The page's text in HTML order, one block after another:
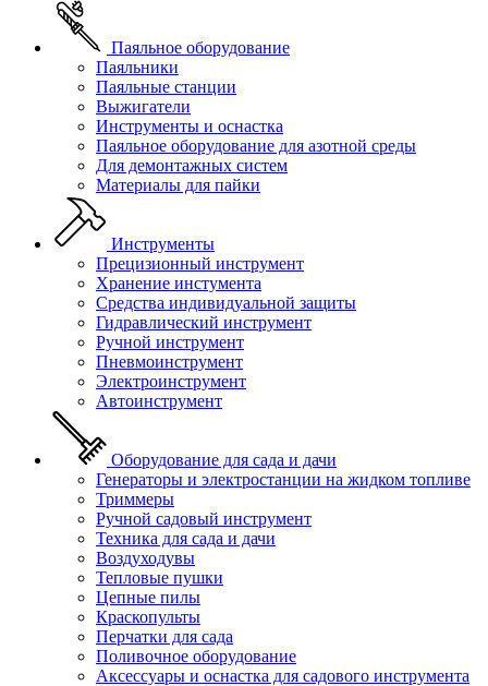
Паяльное оборудование
Паяльники
Паяльные станции
Выжигатели
Инструменты и оснастка
Паяльное оборудование для азотной среды
Для демонтажных систем
Материалы для пайки
Инструменты
Прецизионный инструмент
Хранение инстумента
Средства индивидуальной защиты
Гидравлический инструмент
Ручной инструмент
Пневмоинструмент
Электроинструмент
Автоинструмент
Оборудование для сада и дачи
Генераторы и электростанции на жидком топливе
Триммеры
Ручной садовый инструмент
Техника для сада и дачи
Воздуходувы
Тепловые пушки
Цепные пилы
Краскопульты
Перчатки для сада
Поливочное оборудование
Аксессуары и оснастка для садового инструмента